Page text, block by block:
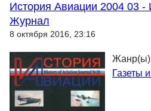
История Авиации 2004 03 -
Журнал
8 октября 2016, 23:16
Газеты